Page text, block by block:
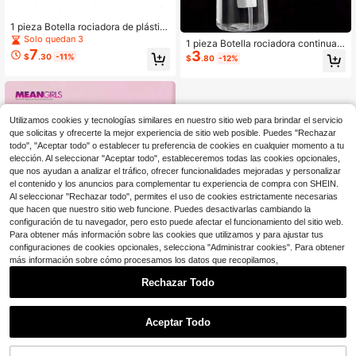
1 pieza Botella rociadora de plástic
o vacía de estilo champán innovad
or, botella rociadora reutilizable, bot
ella rociadora de cabello vintage, b
bello, botella rociadora profesional
de salón, botella rociadora de cham
pán, rociador, atomizador de pistola
rociadora, botella rociadora de hum
ectación, para peinado y limpieza d
el hogar
Solo quedan 3
$7.30 -11%
Ahorro de $1.54
Mean Girls | SHEIN 1 pieza 0.27oz/
8ml Botella de perfume recargable
90+ vendidos
1 pieza Botella rociadora continua d
e alta presión de 200ml, rociador de
niebla para el cabello y la cara, relle
$3.80 -12%
1
Utilizamos cookies y tecnologías similares en nuestro sitio web para brindar el servicio
que solicitas y ofrecerte la mejor experiencia de sitio web posible. Puedes "Rechazar
todo", "Aceptar todo" o establecer tu preferencia de cookies en cualquier momento a tu
elección. Al seleccionar "Aceptar todo", estableceremos todas las cookies opcionales,
que nos ayudan a analizar el tráfico, ofrecer funcionalidades mejoradas y personalizar
el contenido y los anuncios para complementar tu experiencia de compra con SHEIN.
Al seleccionar "Rechazar todo", permites el uso de cookies estrictamente necesarias
que hacen que nuestro sitio web funcione. Puedes desactivarlas cambiando la
configuración de tu navegador, pero esto puede afectar el funcionamiento del sitio web.
Para obtener más información sobre las cookies que utilizamos y para ajustar tus
configuraciones de cookies opcionales, selecciona "Administrar cookies". Para obtener
más información sobre cómo procesamos los datos que recopilamos,
Rechazar Todo
Aceptar Todo